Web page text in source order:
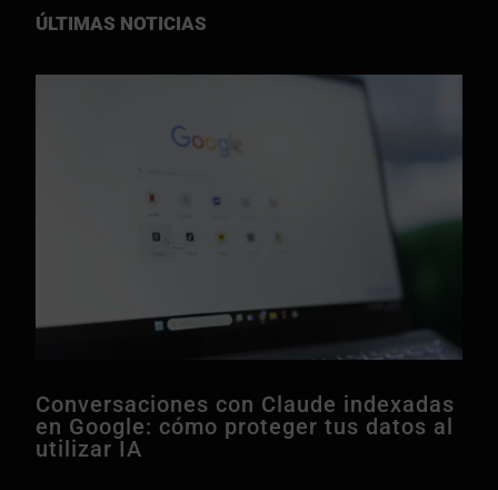
ÚLTIMAS NOTICIAS
Conversaciones con Claude indexadas
en Google: cómo proteger tus datos al
utilizar IA